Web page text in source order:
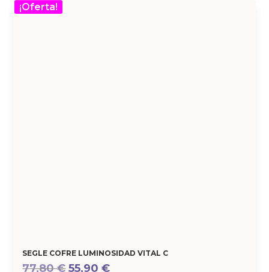
¡Oferta!
SEGLE COFRE LUMINOSIDAD VITAL C
77,80€ El
55,90€El